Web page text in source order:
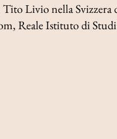
Tito Livio nella Svizzera
Reale Istituto di